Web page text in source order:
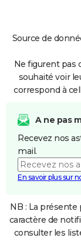
Source de
Ne figurent pas
souhaité voir
correspond à
A ne pas
Recevez nos
mail.
En savoir plus sur
NB : La
caractère de
consulter les